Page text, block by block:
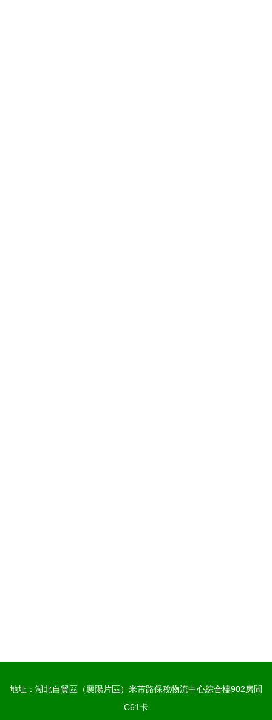
地址：湖北自貿區（襄陽片區）米芾路保稅物流中心綜合樓902房間
C61卡